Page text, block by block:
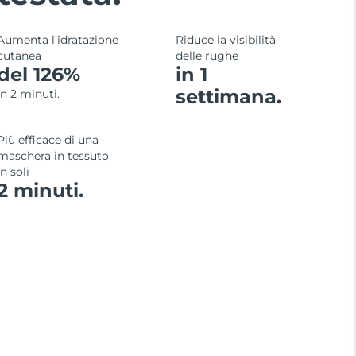
l’idratazione
126%
2 minuti.
Riduce la visibilità
delle rughe
in 1
settimana.
efficace di una
in tessuto
soli
minuti.